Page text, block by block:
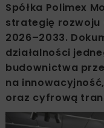
Spółka Polimex
strategię rozwoju
2026–2033.
działalności
budownictwa
na
oraz cyfrową